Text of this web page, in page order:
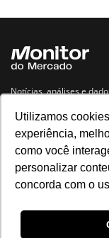
Utilizamos
experiência,
como você
personalizar
concorda com o
Notícias, análises e
Navegue no site
Últimas notícias
Política de privacidade